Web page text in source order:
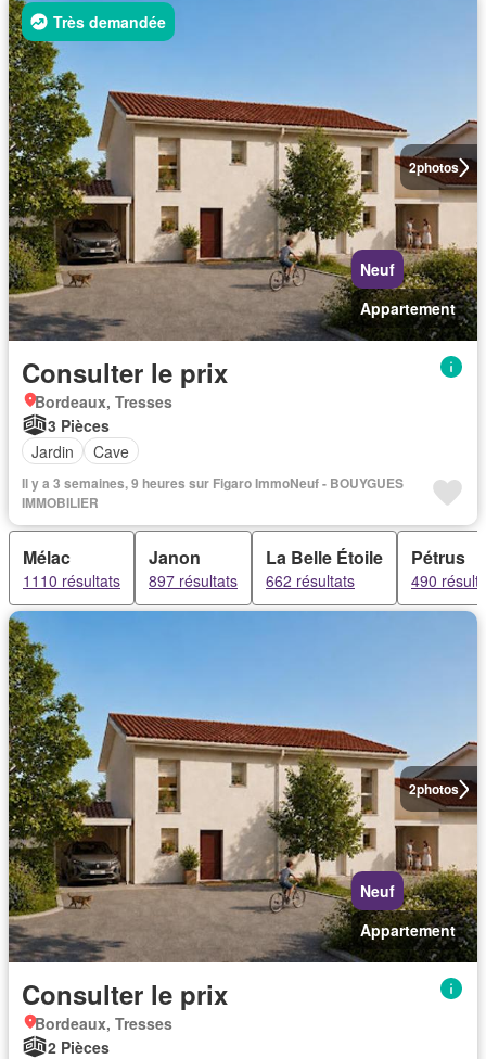
2photos
Très demandée
Neuf
Appartement
Consulter le prix
Bordeaux, Tresses
3 Pièces
Jardin
Cave
Il y a 3 semaines, 9 heures sur Figaro ImmoNeuf - BOUYGUES
IMMOBILIER
Mélac
1110 résultats
Janon
897 résultats
La Belle Étoile
662 résultats
Pétrus
490
2photos
Neuf
Appartement
Consulter le prix
Bordeaux, Tresses
2 Pièces